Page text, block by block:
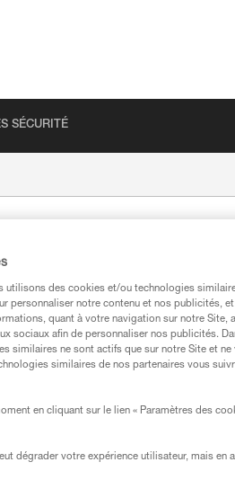
SÉCURITÉ
utilisons des cookies et/ou technologies
personnaliser notre contenu et nos publicités,
quant à votre navigation sur notre Site,
sociaux afin de personnaliser nos publicités.
similaires ne sont actifs que sur notre Site et ne
similaires de nos partenaires vous
en cliquant sur le lien « Paramètres des
dégrader votre expérience utilisateur, mais en